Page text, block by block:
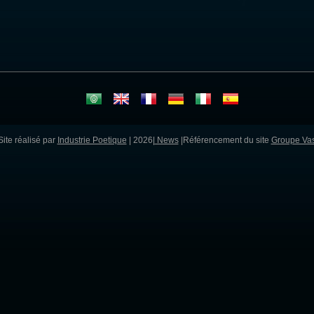
réalisé par Industrie Poetique | 2026| News|Référencement du site Groupe